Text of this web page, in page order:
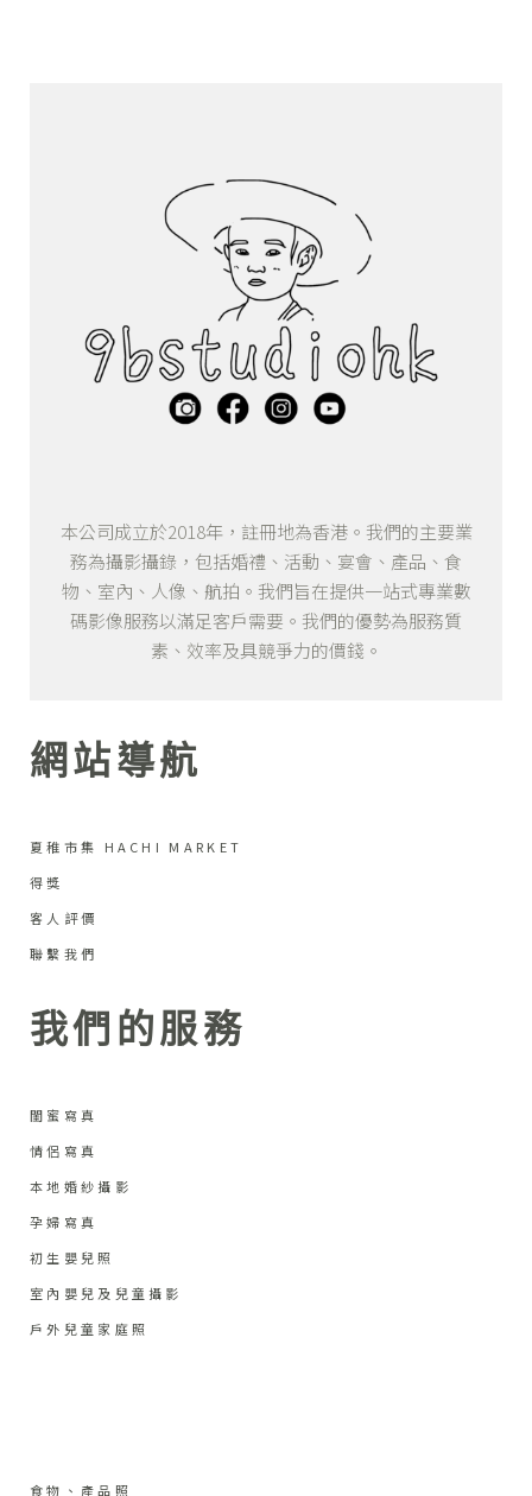
本公司成立於2018年，註冊地為香港。我們的主要業
務為攝影攝錄，包括婚禮、活動、宴會、產品、食
物、室內、人像、航拍。我們旨在提供一站式專業數
碼影像服務以滿足客戶需要。我們的優勢為服務質
素、效率及具競爭力的價錢。
網站導航
夏稚市集 HACHI MARKET
得獎
客人評價
聯繫我們
我們的服務
閨蜜寫真
情侶寫真
本地婚紗攝影
孕婦寫真
初生嬰兒照
室內嬰兒及兒童攝影
戶外兒童家庭照
食物、產品照